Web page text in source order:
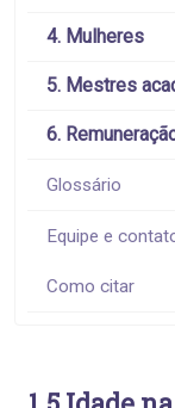
4. Mulheres
5. Mestres
6.
Glossário
Equipe e
Como citar